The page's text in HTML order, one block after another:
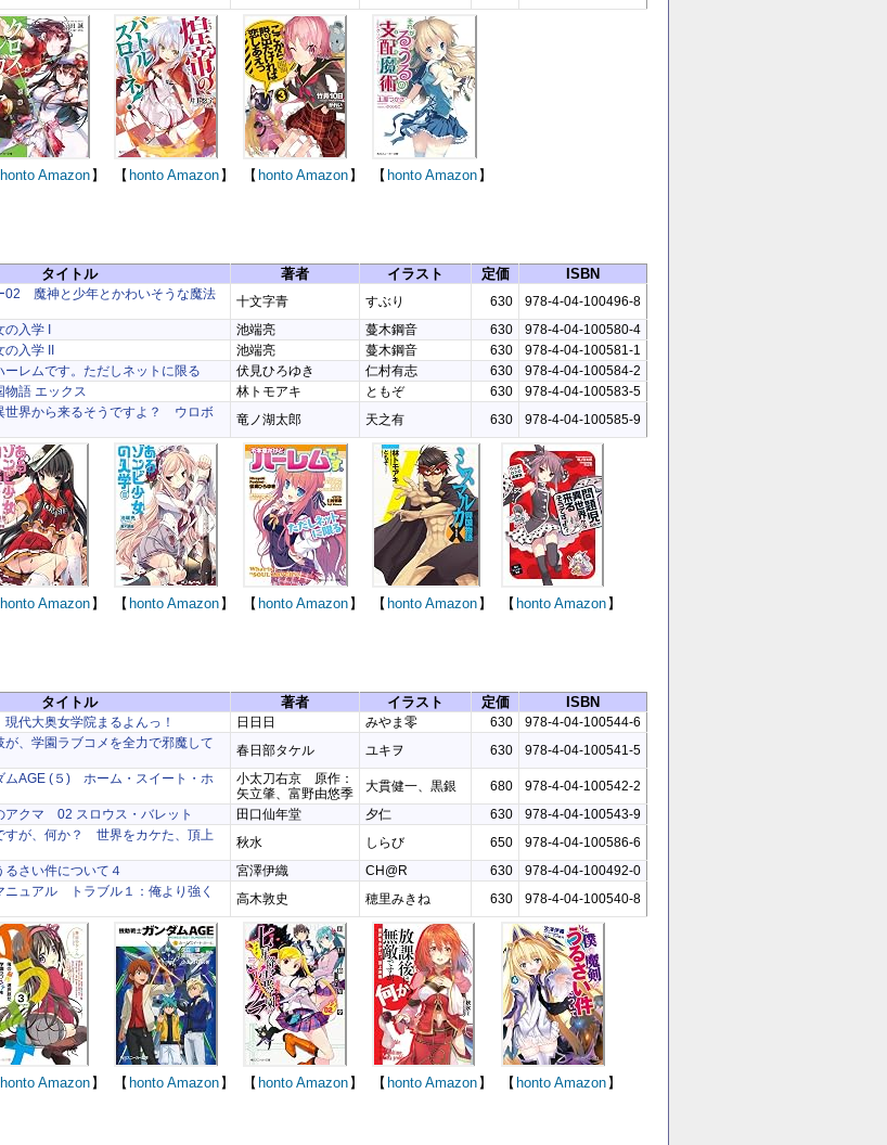
honto Amazon】 【honto Amazon】 【honto Amazon】 【honto Amazon】
タイトル 著者 イラスト 定価 ISBN
02 魔神と少年とかわいそうな魔法
十文字青 すぶり 630
978-4-04-100496-8
入学 I 池端亮 蔓木鋼音 630
978-4-04-100580-4
入学 II 池端亮 蔓木鋼音 630
978-4-04-100581-1
ーレムです。ただしネットに限る 伏見ひろゆき 仁村有志 630
978-4-04-100584-2
物語 エックス 林トモアキ ともぞ 630
978-4-04-100583-5
世界から来るそうですよ？ ウロボ
竜ノ湖太郎 天之有 630 978-4-04-100585-9
honto Amazon 】 【 honto Amazon 】 【 honto Amazon 】 【 honto Amazon 】 【 honto Amazon 】
タイトル 著者 イラスト 定価 ISBN
代大奥女学院まるよんっ！ 日日日 みやま零 630
978-4-04-100544-6
が、学園ラブコメを全力で邪魔して
春日部タケル ユキヲ 630 978-4-04-100541-5
ムAGE (５) ホーム・スイート・ホ
小太刀右京 原作：
矢立肇、富野由悠季
大貫健一、黒銀 680
978-4-04-100542-2
アクマ 02 スロウス・バレット 田口仙年堂 夕仁 630
978-4-04-100543-9
すが、何か？ 世界をカケた、頂上
秋水 しらび 650
978-4-04-100586-6
るさい件について４ 宮澤伊織 CH@R 630
978-4-04-100492-0
ニュアル トラブル１：俺より強く
高木敦史 穂里みきね 630 978-4-04-100540-8
honto Amazon 】 【 honto Amazon 】 【 honto Amazon 】 【 honto Amazon 】 【 honto Amazon 】